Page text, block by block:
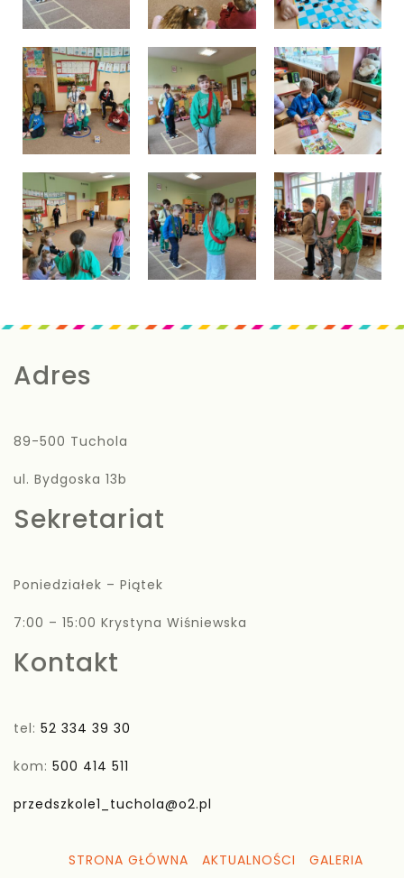
Adres
89-500 Tuchola
ul. Bydgoska 13b
Sekretariat
Poniedziałek – Piątek
7:00 – 15:00 Krystyna Wiśniewska
Kontakt
tel: 52 334 39 30
kom: 500 414 511
przedszkole1_tuchola@o2.pl
STRONA GŁÓWNA AKTUALNOŚCI
GALERIA